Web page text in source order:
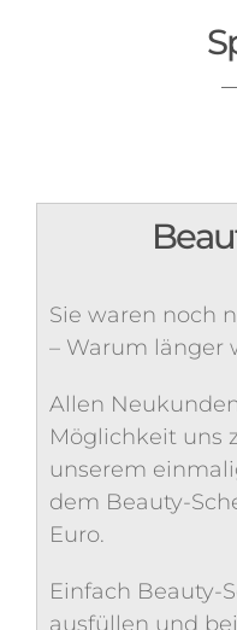
Sie waren noch
– Warum länger
Allen
Möglichkeit uns
unserem
dem Beauty-
Euro.
Einfach Beauty-
ausfüllen und